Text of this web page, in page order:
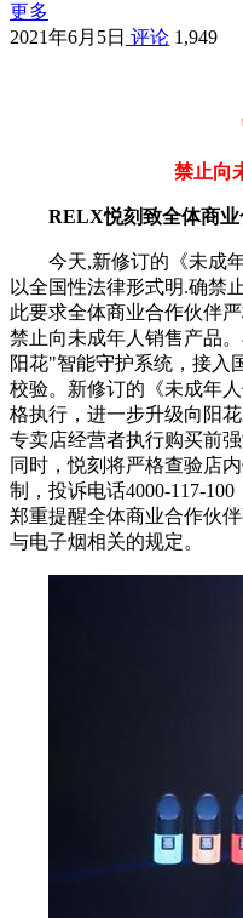
更多
2021年6月5日 评论 1,949
禁止向
RELX悦刻致全体商
今天,新修订的《未成
以全国性法律形式明.确禁
此要求全体商业合作伙伴
禁止向未成年人销售产品
阳花"智能守护系统，接入
校验。新修订的《未成年
格执行，进一步升级向阳
专卖店经营者执行购买前
同时，悦刻将严格查验店
制，投诉电话4000-117-
郑重提醒全体商业合作伙
与电子烟相关的规定。